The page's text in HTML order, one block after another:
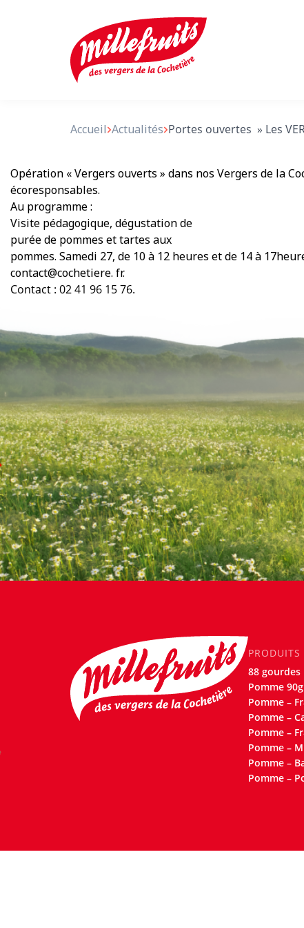
Accueil Actualités Portes ouvertes » Les
Opération « Vergers ouverts » dans nos Vergers de la
écoresponsables.
Au programme :
Visite pédagogique, dégustation de
purée de pommes et tartes aux
pommes. Samedi 27, de 10 à 12 heures et de 14 à
contact@cochetiere. fr.
Contact : 02 41 96 15 76.
PRODUITS
88 gourdes
Pomme 90g
Pomme –
Pomme –
Pomme –
Pomme –
Pomme –
Pomme –